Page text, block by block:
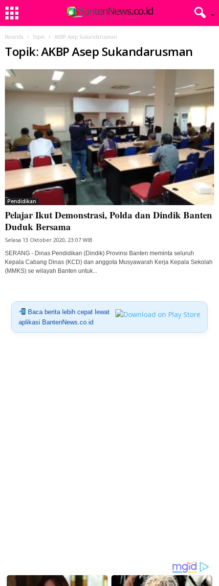
Beranda Topik AKBP Asep Sukandarusman
Topik: AKBP Asep Sukandarusman
Pendidikan
Pelajar Ikut Demonstrasi, Polda dan Dindik Banten
Duduk Bersama
Selasa 13 Oktober 2020, 23:07 WIB
SERANG - Dinas Pendidikan (Dindik) Provinsi Banten meminta seluruh
Kepala Cabang Dinas (KCD) dan anggota Musyawarah Kerja Kepala Sekolah
(MMKS) se wilayah Banten untuk...
Baca berita lebih cepat lewat
aplikasi BantenNews.co.id